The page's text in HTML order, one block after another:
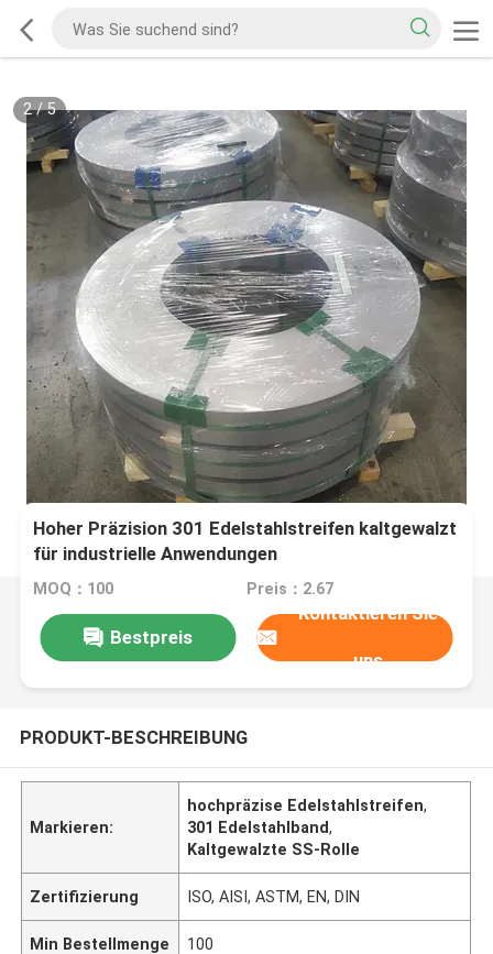
2/5
Hoher Präzision 301 Edelstahlstreifen kaltgewalzt
für industrielle Anwendungen
MOQ：100 Preis：2.67
Bestpreis
Kontaktieren Sie
uns
PRODUKT-BESCHREIBUNG
Markieren:
hochpräzise Edelstahlstreifen,
301 Edelstahlband,
Kaltgewalzte SS-Rolle
Zertifizierung ISO, AISI, ASTM, EN, DIN
Min Bestellmenge 100